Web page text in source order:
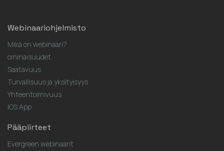
Webinaariohjelmisto
Mikä on webinaari?
ominaisuudet
Saatavuus
Turvallisuus ja yksityisyys
Yhteentoimivuus
iOS App
Pääpiirteet
Evergreen webinaarit